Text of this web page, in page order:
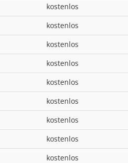
kostenlos
kostenlos
kostenlos
kostenlos
kostenlos
kostenlos
kostenlos
kostenlos
kostenlos